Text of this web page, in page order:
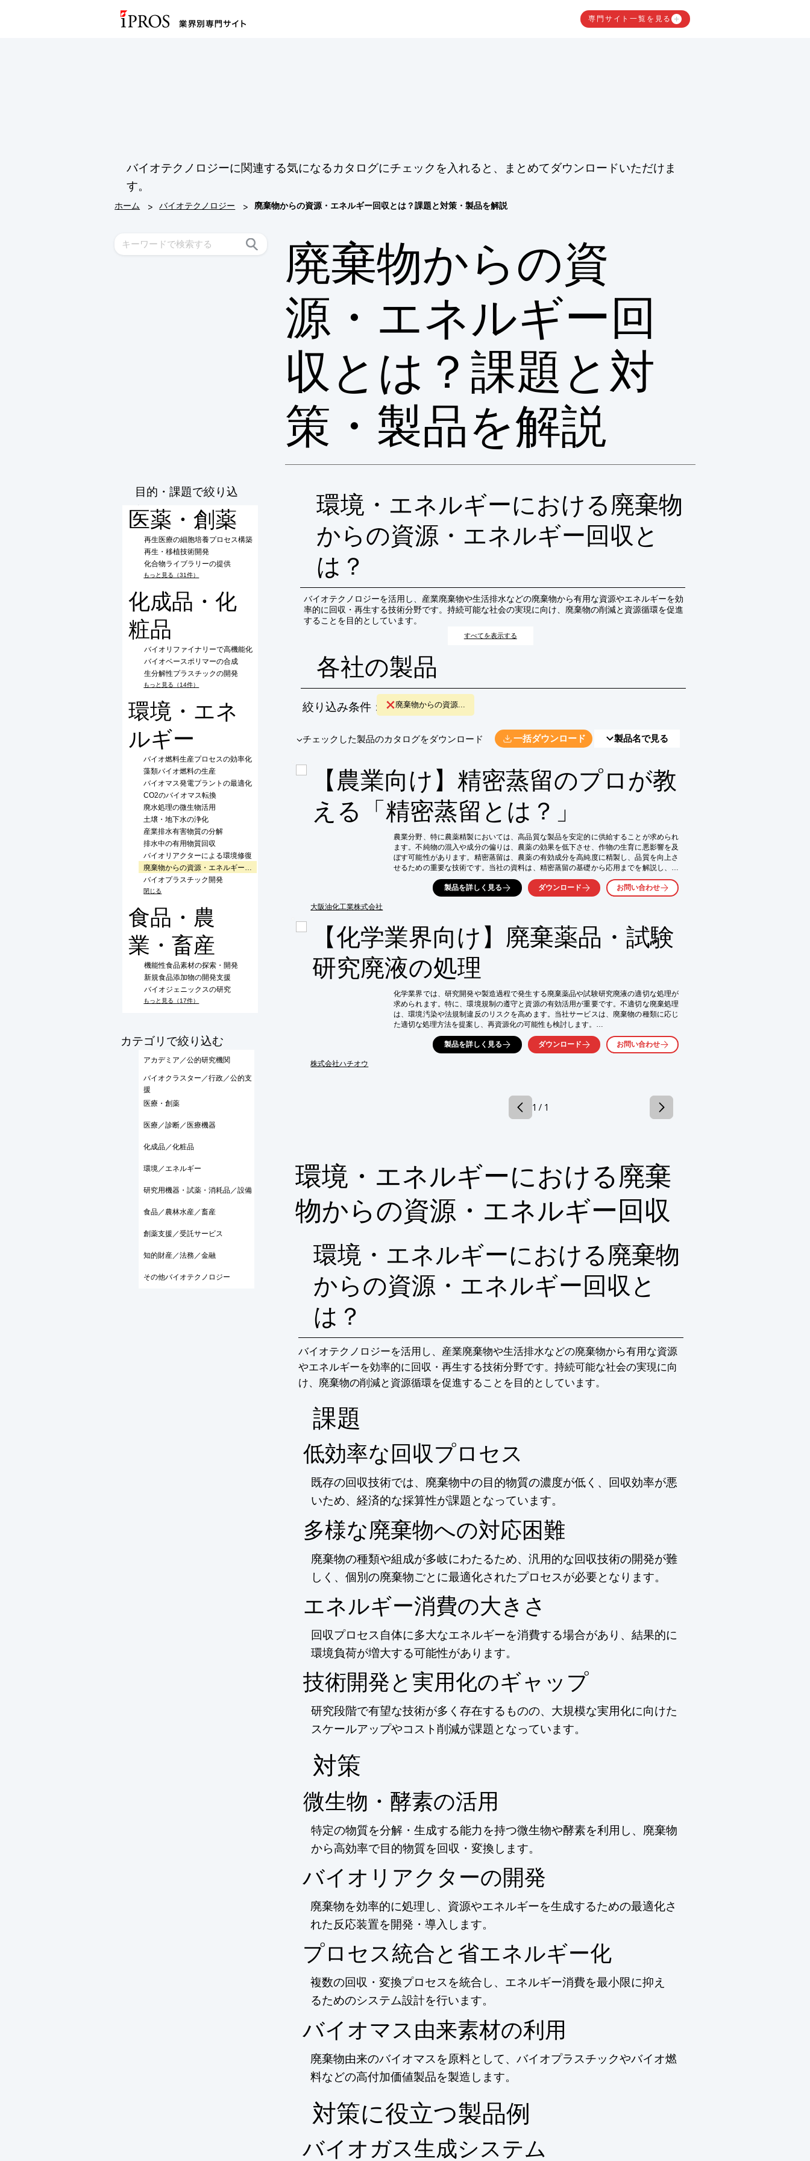
専門サイト一覧を見る
バイオテクノロジーに関連する気になるカタログにチェックを入れると、まとめてダウンロードいただけま
す。
ホーム > バイオテクノロジー > 廃棄物からの資源・エネルギー回収とは？課題と対策・製品を解説
廃棄物からの資
源・エネルギー回
収とは？課題と対
策・製品を解説
目的・課題で絞り込
む
医薬・創薬
再生医療の細胞培養プロセス構築
再生・移植技術開発
化合物ライブラリーの提供
もっと見る（31件）
化成品・化
粧品
バイオリファイナリーで高機能化
バイオベースポリマーの合成
生分解性プラスチックの開発
もっと見る（14件）
環境・エネ
ルギー
バイオ燃料生産プロセスの効率化
藻類バイオ燃料の生産
バイオマス発電プラントの最適化
CO2のバイオマス転換
廃水処理の微生物活用
土壌・地下水の浄化
産業排水有害物質の分解
排水中の有用物質回収
バイオリアクターによる環境修復
廃棄物からの資源・エネルギー回収
バイオプラスチック開発
閉じる
食品・農
業・畜産
機能性食品素材の探索・開発
新規食品添加物の開発支援
バイオジェニックスの研究
もっと見る（17件）
​カテゴリで絞り込む
アカデミア／公的研究機関
バイオクラスター／行政／公的支
援
医療・創薬
医療／診断／医療機器
化成品／化粧品
環境／エネルギー
研究用機器・試薬・消耗品／設備
食品／農林水産／畜産
創薬支援／受託サービス
知的財産／法務／金融
その他バイオテクノロジー
環境・エネルギーにおける廃棄物
からの資源・エネルギー回収と
は？
バイオテクノロジーを活用し、産業廃棄物や生活排水などの廃棄物から有用な資源やエネルギーを効
率的に回収・再生する技術分野です。持続可能な社会の実現に向け、廃棄物の削減と資源循環を促進
することを目的としています。
すべてを表示する
各社の製品
絞り込み条件： 廃棄物からの資源...
​▼チェックした製品のカタログをダウンロード 一括ダウンロード 製品名で見る
【農業向け】精密蒸留のプロが教
える「精密蒸留とは？」
大阪油化工業株式会社
農業分野、特に農薬精製においては、高品質な製品を安定的に供給することが求められ
ます。不純物の混入や成分の偏りは、農薬の効果を低下させ、作物の生育に悪影響を及
ぼす可能性があります。精密蒸留は、農薬の有効成分を高純度に精製し、品質を向上さ
せるための重要な技術です。当社の資料は、精密蒸留の基礎から応用までを解説し、貴
社の農薬精製における課題解決をサポートします。
【活用シーン】
・コスト削減
【導入の効果】
・高品質な農薬の製造
・製品の安定供給
・顧客からの信頼獲得
製品を詳しく見る ダウンロード お問い合わせ
【化学業界向け】廃棄薬品・試験
研究廃液の処理
株式会社ハチオウ
化学業界では、研究開発や製造過程で発生する廃棄薬品や試験研究廃液の適切な処理が
求められます。特に、環境規制の遵守と資源の有効活用が重要です。不適切な廃棄処理
は、環境汚染や法規制違反のリスクを高めます。当社サービスは、廃棄物の種類に応じ
た適切な処理方法を提案し、再資源化の可能性も検討します。
【活用シーン】
・実験で使用した薬品の残り
製品を詳しく見る ダウンロード お問い合わせ
1 / 1
環境・エネルギーにおける廃棄
物からの資源・エネルギー回収
環境・エネルギーにおける廃棄物
からの資源・エネルギー回収と
は？
バイオテクノロジーを活用し、産業廃棄物や生活排水などの廃棄物から有用な資源
やエネルギーを効率的に回収・再生する技術分野です。持続可能な社会の実現に向
け、廃棄物の削減と資源循環を促進することを目的としています。
​課題
低効率な回収プロセス
既存の回収技術では、廃棄物中の目的物質の濃度が低く、回収効率が悪
いため、経済的な採算性が課題となっています。
多様な廃棄物への対応困難
廃棄物の種類や組成が多岐にわたるため、汎用的な回収技術の開発が難
しく、個別の廃棄物ごとに最適化されたプロセスが必要となります。
エネルギー消費の大きさ
回収プロセス自体に多大なエネルギーを消費する場合があり、結果的に
環境負荷が増大する可能性があります。
技術開発と実用化のギャップ
研究段階で有望な技術が多く存在するものの、大規模な実用化に向けた
スケールアップやコスト削減が課題となっています。
​対策
微生物・酵素の活用
特定の物質を分解・生成する能力を持つ微生物や酵素を利用し、廃棄物
から高効率で目的物質を回収・変換します。
バイオリアクターの開発
廃棄物を効率的に処理し、資源やエネルギーを生成するための最適化さ
れた反応装置を開発・導入します。
プロセス統合と省エネルギー化
複数の回収・変換プロセスを統合し、エネルギー消費を最小限に抑え
るためのシステム設計を行います。
バイオマス由来素材の利用
廃棄物由来のバイオマスを原料として、バイオプラスチックやバイオ燃
料などの高付加価値製品を製造します。
​対策に役立つ製品例
バイオガス生成システム